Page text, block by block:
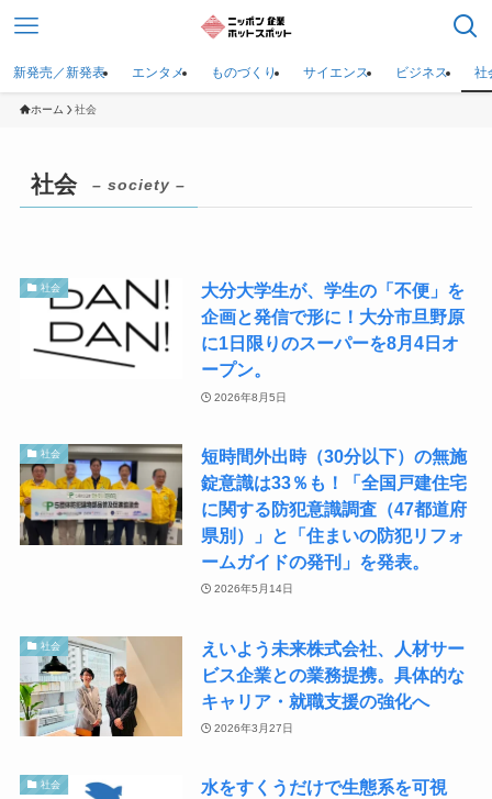
新発売／新発表 エンタメ ものづくり サイエンス ビジネス 社
ホーム 社会
社会 – society –
社会
大分大学生が、学生の「不便」を
企画と発信で形に！大分市旦野原
に1日限りのスーパーを8月4日オ
ープン。
2026年8月5日
社会
短時間外出時（30分以下）の無施
錠意識は33％も！「全国戸建住宅
に関する防犯意識調査（47都道府
県別）」と「住まいの防犯リフォ
ームガイドの発刊」を発表。
2026年5月14日
社会
えいよう未来株式会社、人材サー
ビス企業との業務提携。具体的な
キャリア・就職支援の強化へ
2026年3月27日
社会
水をすくうだけで生態系を可視